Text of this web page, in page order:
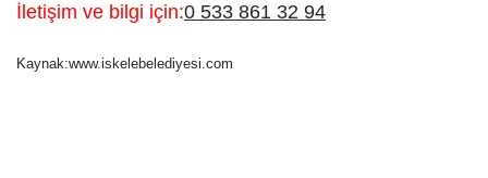
İletişim ve bilgi için:0 533 861 32 94
Kaynak:www.iskelebelediyesi.com